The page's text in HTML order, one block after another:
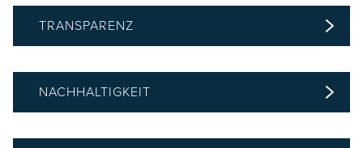
TRANSPARENZ
NACHHALTIGKEIT